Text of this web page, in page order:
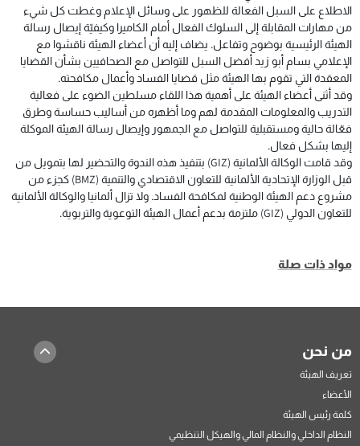
الاطلاع على السبل الفعالة للظهور على وسائل الإعلام وغطت كل شيء
من مهارات المقابلة إلى السلوك الفعال أمام الكاميرا وكيفيّة إيصال رسالة
الهيئة الرئيسية بوضوح وتفاعل. يضاف إليه أن أعضاء الهيئة ناقشوا مع
الإعلامي بسام أبو زيد أفضل السبل للتواصل مع الصحافيين بشأن القضايا
المعقدة التي تقوم بها الهيئة مثل قضايا الفساد وأعمال مكافحته.
وقد أثنى أعضاء الهيئة على أهمية هذا اللقاء مسلطين الضوء على فعالية
التدريب والمعلومات المقدمة لهم وما أظهره من أساليب حساسة وطرق
فعّالة حالية ومستقبلية للتواصل مع الجمهور وإيصال رسالة الهيئة الموكلة
إليها بشكل فعال.
وقد قامت الوكالة الألمانية (GIZ) بتنفيذ هذه الندوة والتحضير لها بتمويل من
قبل الوزارة الإتحادية الألمانية للتعاون الاقتصادي والتنمية (BMZ) كجزء من
مشروع دعم الهيئة الوطنية لمكافحة الفساد. ولا تزال ألمانيا والوكالة الألمانية
للتعاون الدولي (GIZ) ملتزمة بدعم أعمال الهيئة التوعوية والتربوية.
مواد ذات صلة
من نحن
تعريف الهيئة
الأعضاء
كلمة رئيس الهيئة
النظام الداخلي والنظام المالي والهيكل التنظيمي